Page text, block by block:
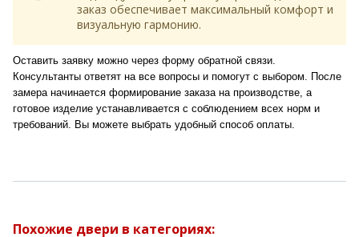
заказ обеспечивает максимальный комфорт и
визуальную гармонию.
Оставить заявку можно через форму обратной связи.
Консультанты ответят на все вопросы и помогут с выбором. После
замера начинается формирование заказа на производстве, а
готовое изделие устанавливается с соблюдением всех норм и
требований. Вы можете выбрать удобный способ оплаты.
Похожие двери в категориях: